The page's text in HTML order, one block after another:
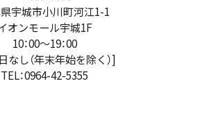
宇城市小川町河江1-1
オンモール宇城1F
10：00～19：00
なし（年末年始を除く）]
TEL：0964-42-5355